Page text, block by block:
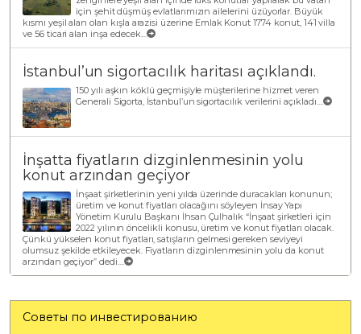
için şehit düşmüş evlatlarımızın ailelerini üzüyorlar. Büyük
kısmı yeşil alan olan kışla arazisi üzerine Emlak Konut 1774 konut, 141 villa
ve 56 ticari alan inşa edecek....
İstanbul’un sigortacılık haritası açıklandı.
150 yılı aşkın köklü geçmişiyle müşterilerine hizmet veren
Generali Sigorta, İstanbul’un sigortacılık verilerini açıkladı....
İnşatta fiyatların dizginlenmesinin yolu
konut arzından geçiyor
İnşaat şirketlerinin yeni yılda üzerinde duracakları konunun;
üretim ve konut fiyatları olacağını söyleyen İnsay Yapı
Yönetim Kurulu Başkanı İhsan Çulhalık “İnşaat şirketleri için
2022 yılının öncelikli konusu, üretim ve konut fiyatları olacak.
Çünkü yükselen konut fiyatları, satışların gelmesi gereken seviyeyi
olumsuz şekilde etkileyecek. Fiyatların dizginlenmesinin yolu da konut
arzından geçiyor” dedi....
Советы по инвестированию